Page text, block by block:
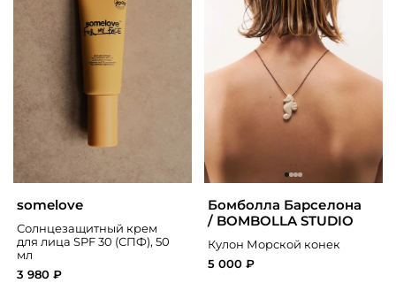
somelove
Солнцезащитный крем
для лица SPF 30 (СПФ), 50
мл
3 980 ₽
Бомболла Барселона
/ BOMBOLLA STUDIO
Кулон Морской конек
5 000 ₽